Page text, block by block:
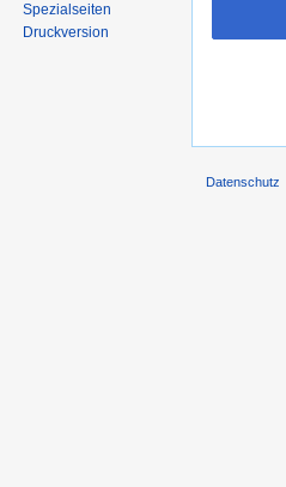
Spezialseiten
Druckversion
Datenschutz